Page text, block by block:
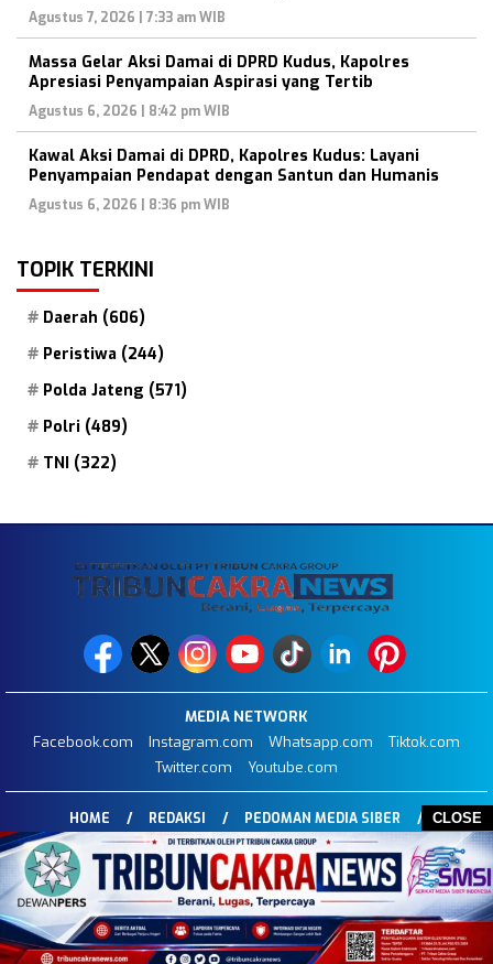
CLOSE
Agustus 7, 2026 | 7:33 am WIB
Massa Gelar Aksi Damai di DPRD Kudus, Kapolres
Apresiasi Penyampaian Aspirasi yang Tertib
Agustus 6, 2026 | 8:42 pm WIB
Kawal Aksi Damai di DPRD, Kapolres Kudus: Layani
Penyampaian Pendapat dengan Santun dan Humanis
Agustus 6, 2026 | 8:36 pm WIB
TOPIK TERKINI
Daerah (606)
Peristiwa (244)
Polda Jateng (571)
Polri (489)
TNI (322)
MEDIA NETWORK
Facebook.com
Instagram.com Whatsapp.com
Tiktok.com
Twitter.com
Youtube.com
HOME REDAKSI
PEDOMAN MEDIA SIBER
DISCLAIMER
INFO IKLAN STOP PRESS
COPYRIGHT © 2026 TRIBUNCAKRANEWS.COM - ALL RIGHTS RESERVED